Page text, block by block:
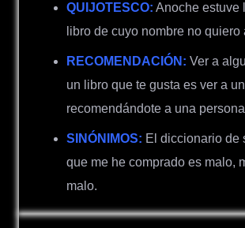
QUIJOTESCO: Anoche estuve
libro de cuyo nombre no quiero
RECOMENDACIÓN: Ver a
un libro que te gusta es ver a
recomendándote a una
SINÓNIMOS: El diccionario de
que me he comprado es malo,
malo.